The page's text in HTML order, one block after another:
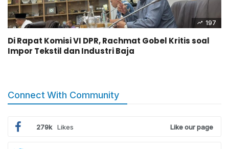
197
Di Rapat Komisi VI DPR, Rachmat Gobel Kritis soal
Impor Tekstil dan Industri Baja
Connect With Community
279k Likes Like our page